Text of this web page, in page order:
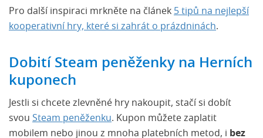
Pro další inspiraci mrkněte na článek 5 tipů na nejlepší
kooperativní hry, které si zahrát o prázdninách.
Dobití Steam peněženky na Herních
kuponech
Jestli si chcete zlevněné hry nakoupit, stačí si dobít
svou Steam peněženku. Kupon můžete zaplatit
mobilem nebo jinou z mnoha platebních metod, i bez